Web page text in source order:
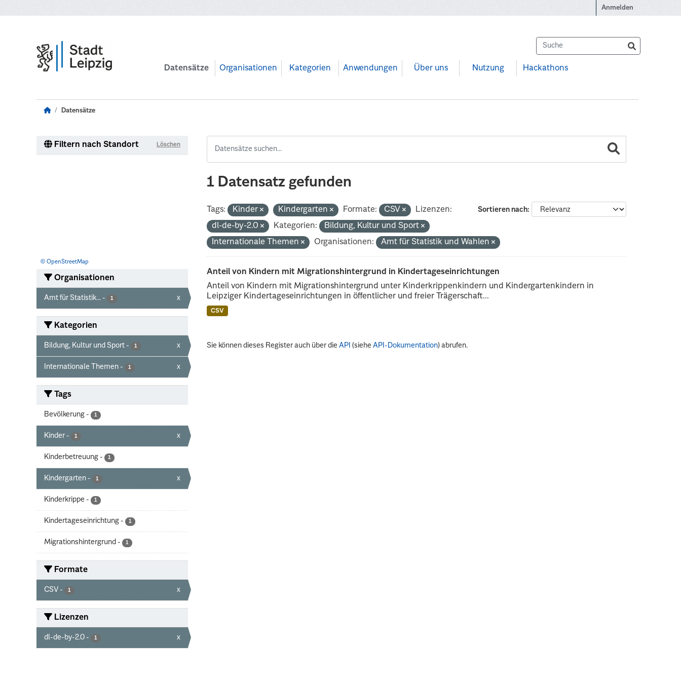
Anmelden
Datensätze Organisationen Kategorien Anwendungen Über uns Nutzung Hackathons
Datensätze
Filtern nach Standort Löschen
© OpenStreetMap
Organisationen
Amt für Statistik... - 1 x
Kategorien
Bildung, Kultur und Sport - 1 x
Internationale Themen - 1 x
Tags
Bevölkerung - 1
Kinder - 1 x
Kinderbetreuung - 1
Kindergarten - 1 x
Kinderkrippe - 1
Kindertageseinrichtung - 1
Migrationshintergrund - 1
Formate
CSV - 1 x
Lizenzen
dl-de-by-2.0 - 1 x
1 Datensatz gefunden
Sortieren nach
Tags: Kinder Kindergarten Formate: CSV
Lizenzen:
dl-de-by-2.0
Kategorien:
Bildung, Kultur und Sport
Internationale Themen
Organisationen: Amt für Statistik und Wahlen
Anteil von Kindern mit Migrationshintergrund in Kindertageseinrichtungen
Anteil von Kindern mit Migrationshintergrund unter Kinderkrippenkindern und Kindergartenkindern in
Leipziger Kindertageseinrichtungen in öffentlicher und freier Trägerschaft...
CSV
Sie können dieses Register auch über dieAPI (sieheAPI-Dokumentation) abrufen.